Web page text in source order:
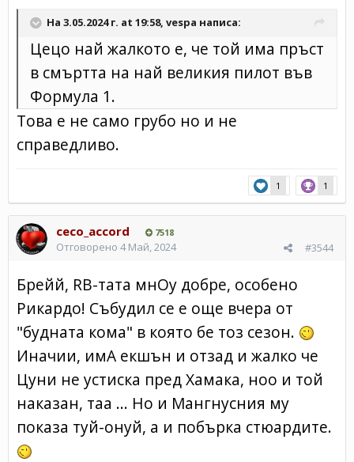
На 3.05.2024 г. at 19:58, vespa написа:
Цецо най жалкото е, че той има пръст
в смъртта на най великия пилот във
Формула 1.
Това е не само грубо но и не
справедливо.
1 1
ceco_accord 7518
#3544
Отговорено 4 Май, 2024
Брейй, RB-тата мнОу добре, особено
Рикардо! Събудил се е още вчера от
"будната кома" в която бе тоз сезон.
Иначии, имА екшън и отзад и жалко че
Цуни не устиска пред Хамака, ноо и той
наказан, таа ... Но и Мангнусния му
показа туй-онуй, а и побърка стюардите.